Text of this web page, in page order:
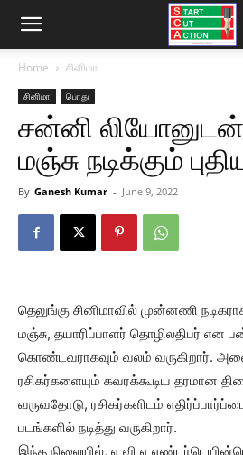
Home சினிமா
சினிமா பொது
சன்னி
மஞ்சு நடிக்கும்
By Ganesh Kumar - June 9, 2022
தெலுங்கு சினிமாவில் முன்னணி
மஞ்சு, தயாரிப்பாளர் தொழிலதிபர் என
கொண்டவராகவும் வலம் வருகிறார்.
ரசிகர்களையும் கவரக்கூடிய தரமான
வருவதோடு, ரசிகர்களிடம்
படங்களில் நடித்து வருகிறார்.
இந்த நிலையில், ஏ வி ஏ